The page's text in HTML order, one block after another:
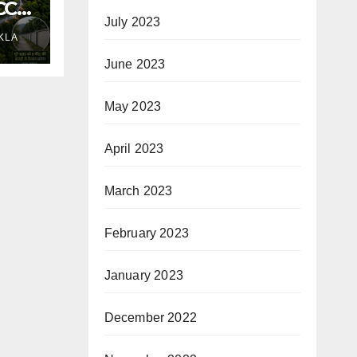
July 2023
June 2023
May 2023
April 2023
March 2023
February 2023
January 2023
December 2022